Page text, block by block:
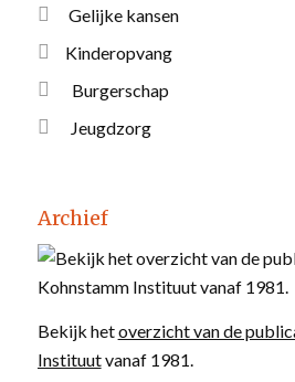
Gelijke kansen
Kinderopvang
Burgerschap
Jeugdzorg
Archief
Bekijk hetoverzicht van de
Instituutvanaf 1981.